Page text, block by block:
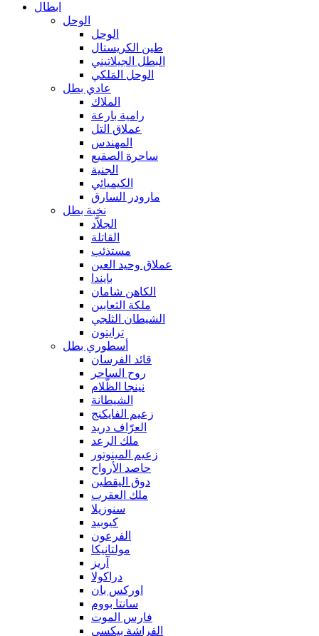
ابطال
الوحل
الوحل
طين الكريستال
البطل الجيلاتيني
الوحل المَلكي
عادي بطل
الملاك
رامية بارعة
عملاق التل
المهندس
ساحرة الصقيع
الجنية
الكيميائي
مارودر السارق
نخبة بطل
الجلاّد
القاتلة
مستذئب
عملاق وحيد العين
بايندا
الكاهن شامان
ملكة الثعابين
الشيطان الثلجي
ترايتون
أسطوري بطل
قائد الفرسان
روح الساحر
نينجا الظّلام
الشيطانة
زعيم الفايكنج
العرّاف دريد
ملك الرعد
زعيم المينوتور
حاصد الأرواح
دوق اليقطين
ملك العقرب
سنوزيلا
كيوبيد
الفرعون
مولتانيكا
آريز
دراكولا
اوركس بان
سانتا بووم
فارس الموت
الفراشة بيكسي